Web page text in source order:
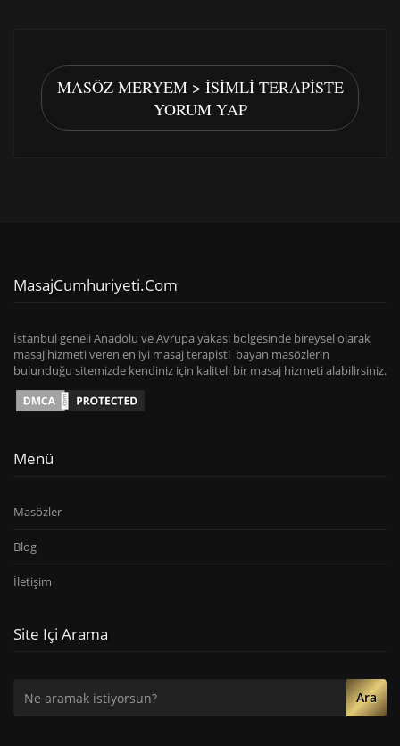
MASÖZ MERYEM > İSIMLI TERAPISTE
YORUM YAP
MasajCumhuriyeti.com
İstanbul geneli Anadolu ve Avrupa yakası bölgesinde bireysel olarak
masaj hizmeti veren en iyi masaj terapisti bayan masözlerin
bulunduğu sitemizde kendiniz için kaliteli bir masaj hizmeti alabilirsiniz.
Menü
Masözler
Blog
İletişim
Site Içi Arama
Ara